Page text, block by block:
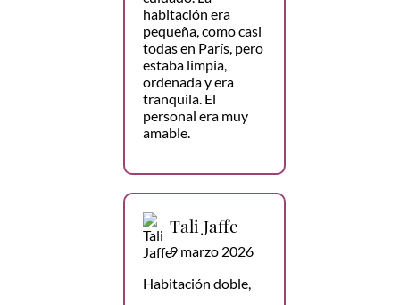
habitación era
pequeña, como casi
todas en París, pero
estaba limpia,
ordenada y era
tranquila. El
personal era muy
amable.
Tali Jaffe
9 marzo 2026
Habitación doble,